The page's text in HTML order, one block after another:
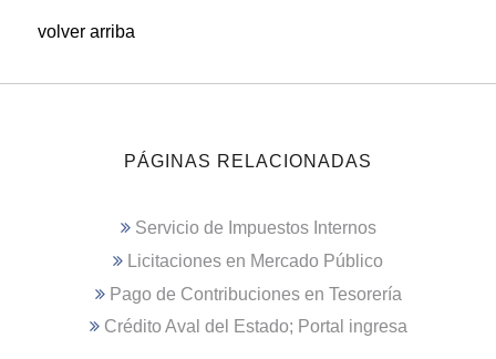
volver arriba
PÁGINAS RELACIONADAS
Servicio de Impuestos Internos
Licitaciones en Mercado Público
Pago de Contribuciones en Tesorería
Crédito Aval del Estado; Portal ingresa